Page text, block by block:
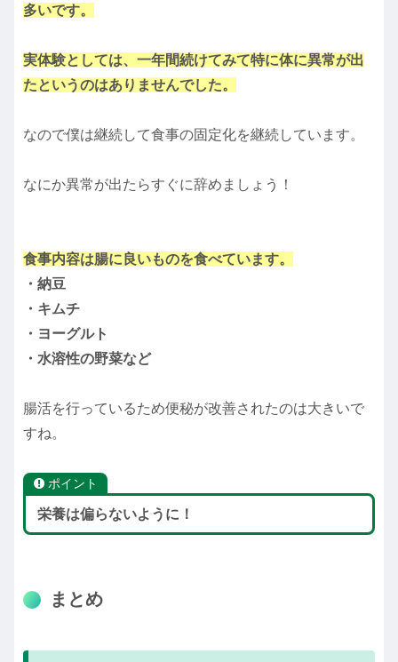
多いです。
実体験としては、一年間続けてみて特に体に異常が出
たというのはありませんでした。
なので僕は継続して食事の固定化を継続しています。
なにか異常が出たらすぐに辞めましょう！
食事内容は腸に良いものを食べています。
・納豆
・キムチ
・ヨーグルト
・水溶性の野菜など
腸活を行っているため便秘が改善されたのは大きいで
すね。
ポイント
栄養は偏らないように！
まとめ